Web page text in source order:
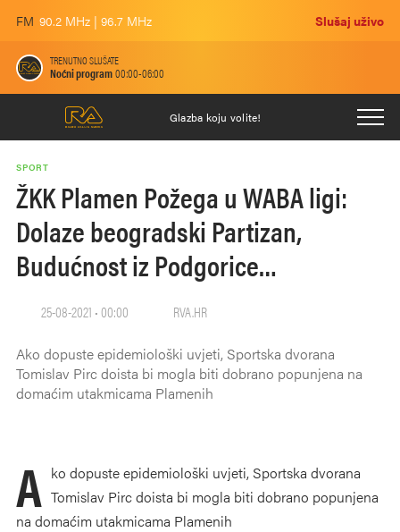
FM 90.2 MHz | 96.7 MHz Slušaj uživo
TRENUTNO SLUŠATE
Noćni program00:00-06:00
Glazba koju volite!
SPORT
ŽKK Plamen Požega u WABA ligi:
Dolaze beogradski Partizan,
Budućnost iz Podgorice…
25-08-2021 • 00:00 RVA.HR
Ako dopuste epidemiološki uvjeti, Sportska dvorana
Tomislav Pirc doista bi mogla biti dobrano popunjena na
domaćim utakmicama Plamenih
A ko dopuste epidemiološki uvjeti, Sportska dvorana
Tomislav Pirc doista bi mogla biti dobrano popunjena
na domaćim utakmicama Plamenih